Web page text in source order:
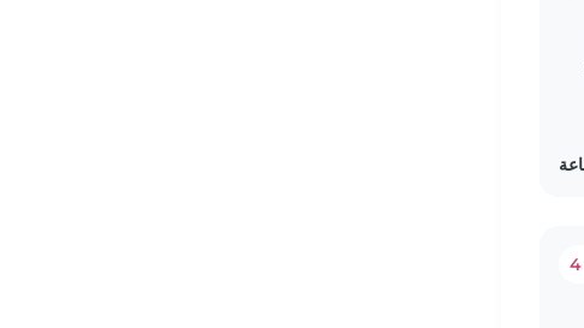
4